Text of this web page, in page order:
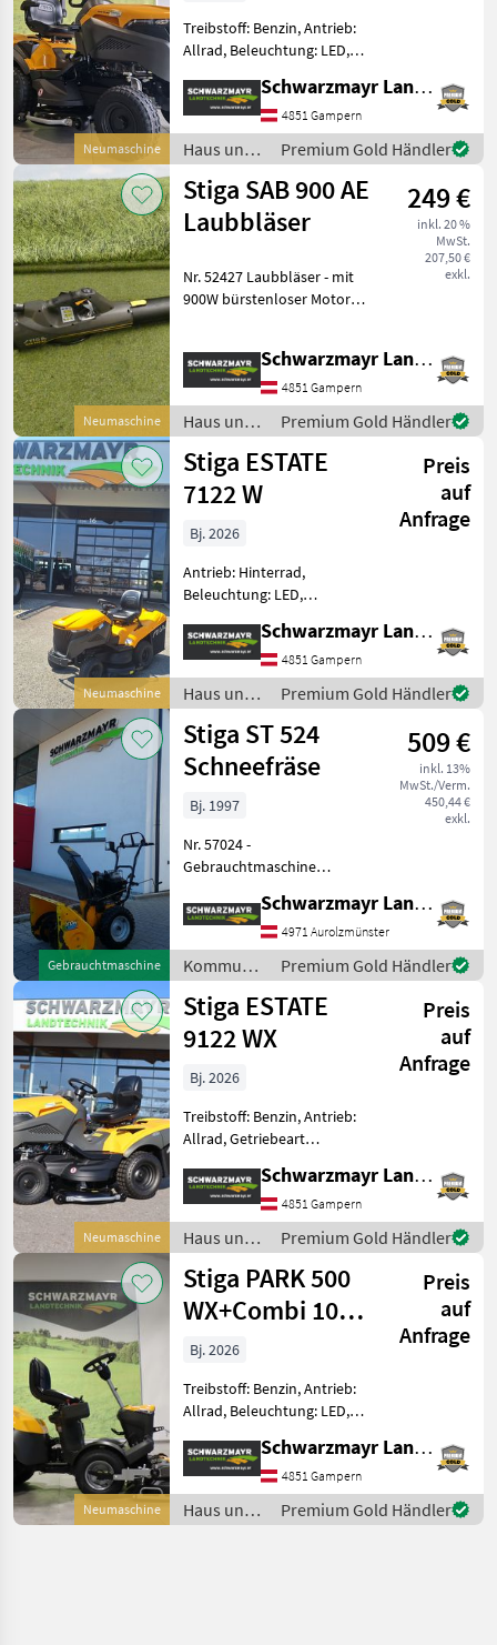
Neumaschine
Treibstoff: Benzin, Antrieb:
Allrad, Beleuchtung: LED,
Hydrostatgetriebe,
Tiefenführungsrollen,
Wasserschlauchanschluß,
Verstellbarer Sitz, Mulchf
Schwarzmayr Landtechnik GmbH - Gampern
4851 Gampern
Haus und
Garten /
Stiga
Premium Gold Händler
Neumaschine
Stiga SAB 900 AE
Laubbläser
249 €
inkl. 20 %
MwSt.
207,50 €
exkl.
Nr. 52427 Laubbläser - mit
900W bürstenloser Motor -
15, 8m³/min Luftvolumen -
mit 48V Akkuschacht - mit
Vibrationskont
Schwarzmayr Landtechnik GmbH - Gampern
4851 Gampern
Haus und
Garten /
Stiga
Premium Gold Händler
Neumaschine
Stiga ESTATE
7122 W
Preis
auf
Anfrage
Bj. 2026
Antrieb: Hinterrad,
Beleuchtung: LED,
Hydrostatgetriebe,
Verstellbarer Sitz,
Betriebsstundenzähler Nr.
72441 Rasentraktor - mit
Stiga ST 70
Schwarzmayr Landtechnik GmbH - Gampern
4851 Gampern
Haus und
Garten /
Stiga
Premium Gold Händler
Gebrauchtmaschine
Stiga ST 524
Schneefräse
509 €
inkl. 13%
MwSt./Verm.
450,44 €
exkl.
Bj. 1997
Nr. 57024 -
Gebrauchtmaschine
1997 - mit 5, 97 KW
Benzinmotor - mit
Bereifung 4, 80-8 90% - mit
95 kg Eigengewicht - mit
Radantrieb
Schwarzmayr Landtechnik GmbH - Aurolzmünster
4971 Aurolzmünster
Kommunalgeräte
/ Stiga
Premium Gold Händler
Neumaschine
Stiga ESTATE
9122 WX
Preis
auf
Anfrage
Bj. 2026
Treibstoff: Benzin, Antrieb:
Allrad, Getriebeart
Hydrostatgetriebe,
Tiefenführungsrollen,
Wasserschlauchanschluß,
Betriebsstundenzähler,
Tempomat Nr. 70486
Schwarzmayr Landtechnik GmbH - Gampern
4851 Gampern
Haus und
Garten /
Stiga
Premium Gold Händler
Neumaschine
Stiga PARK 500
WX+Combi 100 Q
Plus
Preis
auf
Anfrage
Bj. 2026
Treibstoff: Benzin, Antrieb:
Allrad, Beleuchtung: LED,
Hydrostatgetriebe,
Servolenkung,
Tiefenführungsrollen,
Wasserschlauchanschluß,
Schwarzmayr Landtechnik GmbH - Gampern
4851 Gampern
Haus und
Garten /
Premium Gold Händler